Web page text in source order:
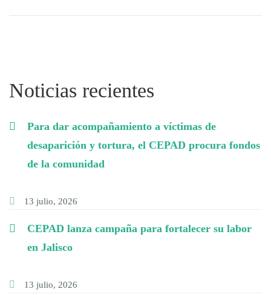
Noticias recientes
Para dar acompañamiento a víctimas de
desaparición y tortura, el CEPAD procura fondos
de la comunidad
13 julio, 2026
CEPAD lanza campaña para fortalecer su labor
en Jalisco
13 julio, 2026